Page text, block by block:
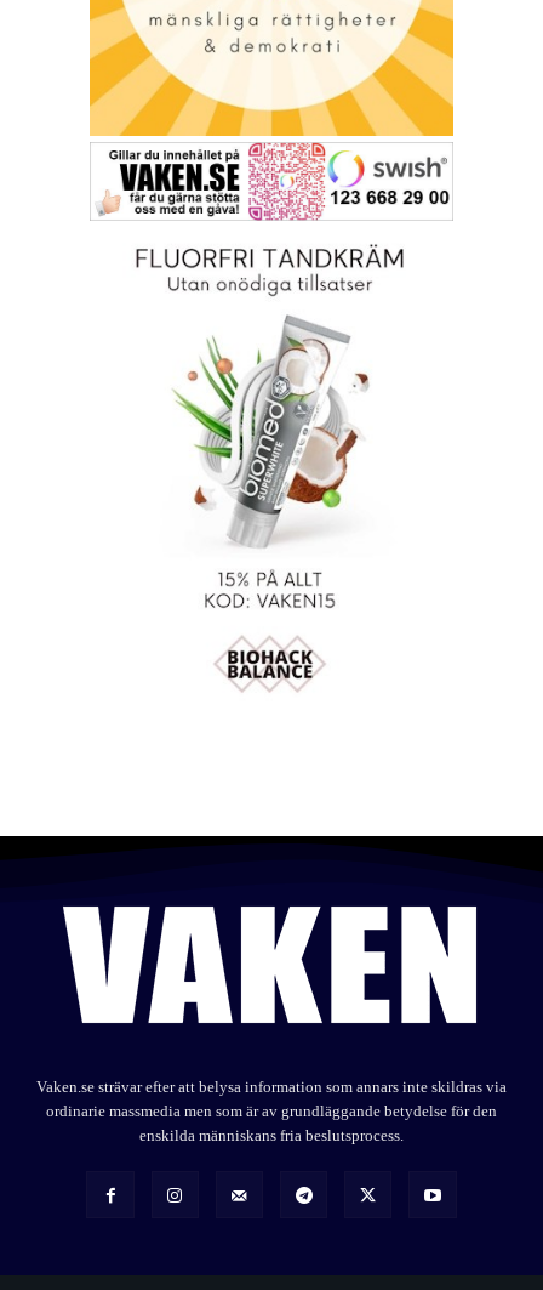
Vaken.se strävar efter att belysa information som annars inte skildras via
ordinarie massmedia men som är av grundläggande betydelse för den
enskilda människans fria beslutsprocess.